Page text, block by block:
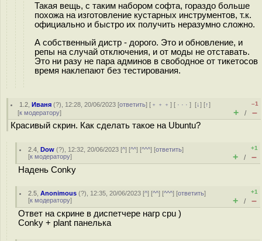
Такая вещь, с таким набором софта, гораздо больше
похожа на изготовление кустарных инструментов, т.к.
официально и быстро их получить неразумно сложно.
А собственный дистр - дорого. Это и обновление, и
репы на случай отключения, и от моды не отставать.
Это ни разу не пара админов в свободное от тикетосов
время наклепают без тестирования.
1.2 ,Иваня (?), 12:28, 20/06/2023 [ответить] [ ﹢﹢﹢] [ · · ·][↓] [↑]
[к модератору]
–1
+ / –
Красивый скрин. Как сделать такое на Ubuntu?
2.4 ,Dow (?), 12:32, 20/06/2023 [^] [^^] [^^^] [ответить]
[к модератору]
+1
+ / –
Надень Conky
2.5 ,Anonimous (?), 12:35, 20/06/2023 [^] [^^] [^^^] [ответить]
[к модератору]
+1
+ / –
Ответ на скрине в диспетчере нагр cpu )
Conky + plant панелька